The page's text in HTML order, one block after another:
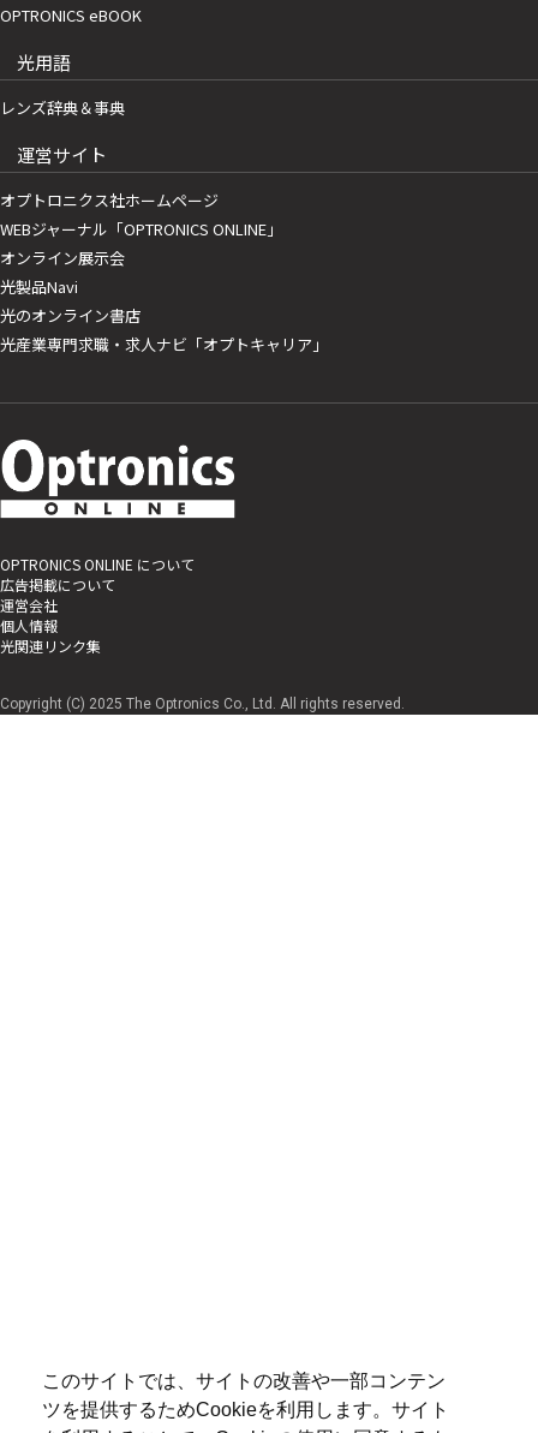
このサイトでは、サイトの改善や一部コンテン
ツを提供するためCookieを利用します。サイト
OPTRONICS eBOOK
光用語
レンズ辞典＆事典
運営サイト
オプトロニクス社ホームページ
WEBジャーナル「OPTRONICS ONLINE」
オンライン展示会
光製品Navi
光のオンライン書店
光産業専門求職・求人ナビ「オプトキャリア」
OPTRONICS ONLINE について
広告掲載について
運営会社
個人情報
光関連リンク集
Copyright (C) 2025 The Optronics Co., Ltd. All rights reserved.